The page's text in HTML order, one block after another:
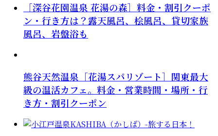
［深谷花園温泉 花湯の森］料金・割引クーポ
ン・行き方は？露天風呂、桧風呂、貸切家族
風呂、岩盤浴も
熊谷天然温泉［花湯スパリゾート］関東最大
級の温活カフェ。料金・営業時間・場所・行
き方・割引クーポン